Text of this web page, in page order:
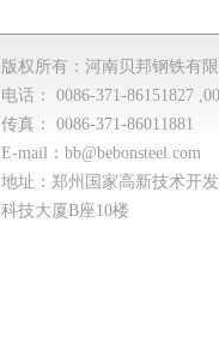
版权所有：河南贝邦钢铁有
电话： 0086-371-86151827
传真： 0086-371-86011881
E-mail： bb@bebonsteel.com
地址：郑州国家高新技术开
科技大厦B座10楼